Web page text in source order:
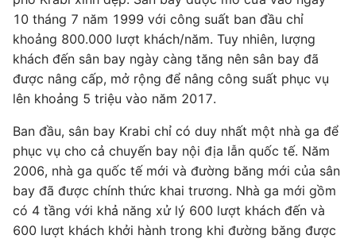
10 tháng 7 năm 1999 với công suất ban đầu chỉ
khoảng 800.000 lượt khách/năm. Tuy nhiên, lượng
khách đến sân bay ngày càng tăng nên sân bay đã
được nâng cấp, mở rộng để nâng công suất phục vụ
lên khoảng 5 triệu vào năm 2017.
Ban đầu, sân bay Krabi chỉ có duy nhất một nhà ga để
phục vụ cho cả chuyến bay nội địa lẫn quốc tế. Năm
2006, nhà ga quốc tế mới và đường băng mới của sân
bay đã được chính thức khai trương. Nhà ga mới gồm
có 4 tầng với khả năng xử lý 600 lượt khách đến và
600 lượt khách khởi hành trong khi đường băng được